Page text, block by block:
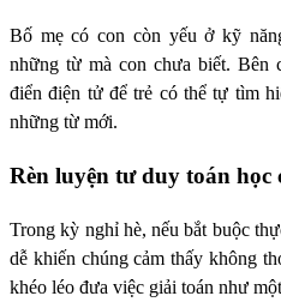
Bố mẹ có con còn yếu ở kỹ
những từ mà con chưa biết. Bên
điển điện tử để trẻ có thể tự tìm
những từ mới.
Rèn luyện tư duy toán học
Trong kỳ nghỉ hè, nếu bắt buộc
dễ khiến chúng cảm thấy không
khéo léo đưa việc giải toán như